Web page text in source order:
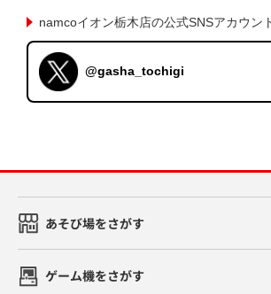
namcoイオン栃木店の公式SNSアカウン
@gasha_tochigi
あそび場をさがす
ゲーム機をさがす